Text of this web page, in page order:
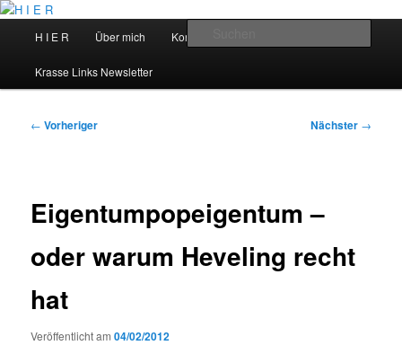
Zum
springenH I E R
H I E R Über mich Kontakt
Krasse Links Newsletter
Beitragsnavigation
← Vorheriger Nächster →
Eigentumpopeigentum –
oder warum Heveling recht
hat
Veröffentlicht am04/02/2012